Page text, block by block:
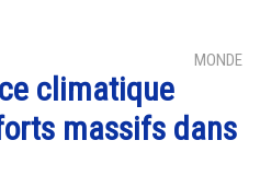
MONDE
climatique
massifs dans